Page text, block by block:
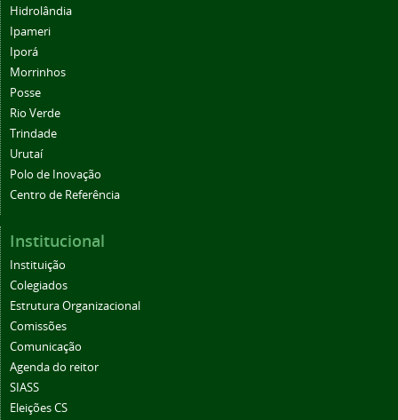
Hidrolândia
Ipameri
Iporá
Morrinhos
Posse
Rio Verde
Trindade
Urutaí
Polo de Inovação
Centro de Referência
Institucional
Instituição
Colegiados
Estrutura Organizacional
Comissões
Comunicação
Agenda do reitor
SIASS
Eleições CS